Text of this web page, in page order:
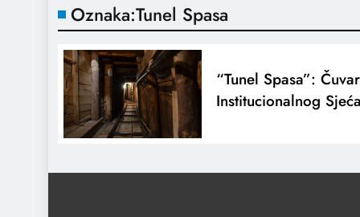
Oznaka:Tunel Spasa
“Tunel Spasa”: Čuvar
Institucionalnog